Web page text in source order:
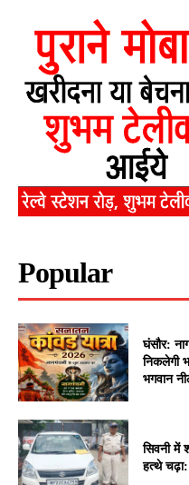
Popular
घंसौर:
निकलेगी
भगवान
सिवनी में
हत्थे